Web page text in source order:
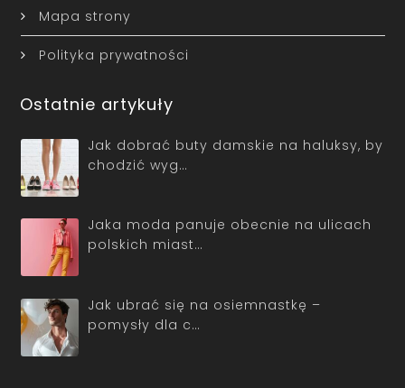
Mapa strony
Polityka prywatności
Ostatnie artykuły
Jak dobrać buty damskie na haluksy, by
chodzić wyg…
Jaka moda panuje obecnie na ulicach
polskich miast…
Jak ubrać się na osiemnastkę –
pomysły dla c…